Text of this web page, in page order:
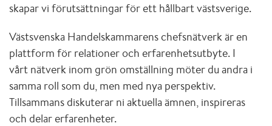
skapar vi förutsättningar för ett hållbart västsverige.
Västsvenska Handelskammarens chefsnätverk är en
plattform för relationer och erfarenhetsutbyte. I
vårt nätverk inom grön omställning möter du andra i
samma roll som du, men med nya perspektiv.
Tillsammans diskuterar ni aktuella ämnen, inspireras
och delar erfarenheter.